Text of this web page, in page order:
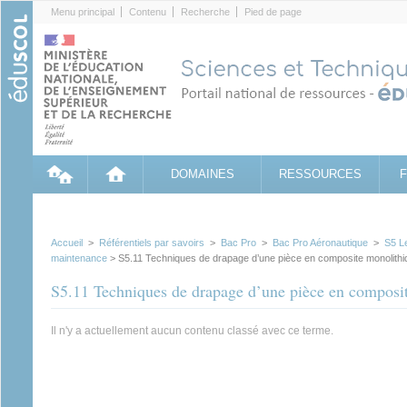
Menu principal Contenu Recherche Pied de page
DOMAINES RESSOURCES
Accueil > Référentiels par savoirs > Bac Pro > Bac Pro Aéronautique > S5
maintenance > S5.11 Techniques de drapage d’une pièce en composite
S5.11 Techniques de drapage d’une pièce en
Il n'y a actuellement aucun contenu classé avec ce terme.